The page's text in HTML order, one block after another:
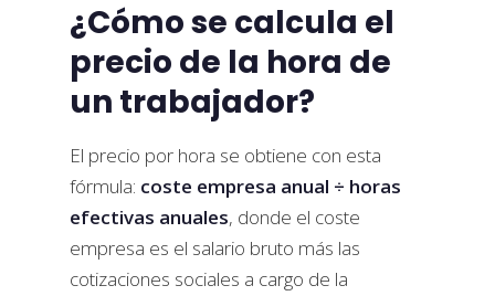
¿Cómo se calcula el
precio de la hora de
un trabajador?
El precio por hora se obtiene con esta
fórmula: coste empresa anual ÷ horas
efectivas anuales, donde el coste
empresa es el salario bruto más las
cotizaciones sociales a cargo de la